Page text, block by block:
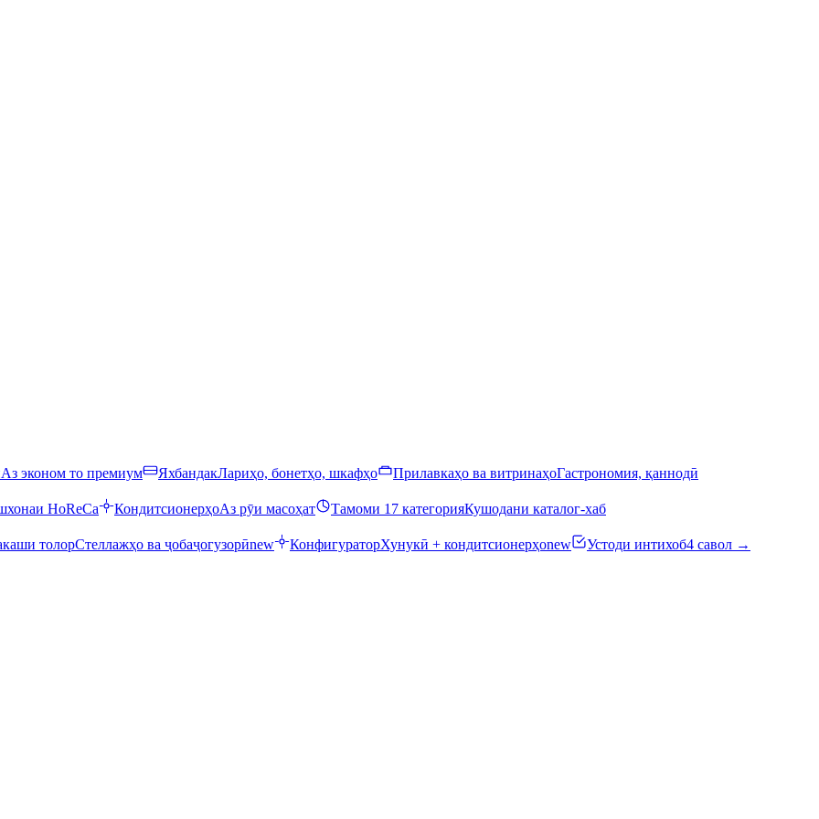
Аз эконом то премиум ЯхбандакЛариҳо, бонетҳо, шкафҳо Прилавкаҳо ва витринаҳоГастрономия, қаннодӣ
HoReCa КондитсионерҳоАз рӯи масоҳат Тамоми 17 категорияКушодани каталог-хаб
толорСтеллажҳо ва ҷобаҷогузорӣnew КонфигураторХунукӣ + кондитсионерҳоnew Устоди интихоб4 савол →